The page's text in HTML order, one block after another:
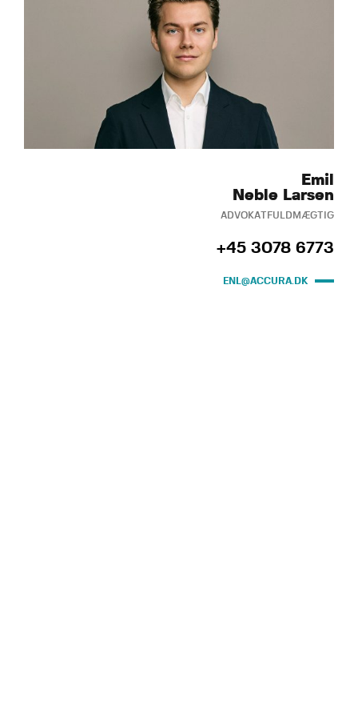
Emil
Neble Larsen
ADVOKATFULDMÆGTIG
+45 3078 6773
ENL@ACCURA.DK